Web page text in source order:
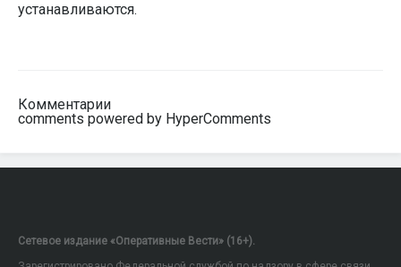
устанавливаются.
Комментарии
comments powered by HyperComments
Сетевое издание «Оперативные Вести» (16+).